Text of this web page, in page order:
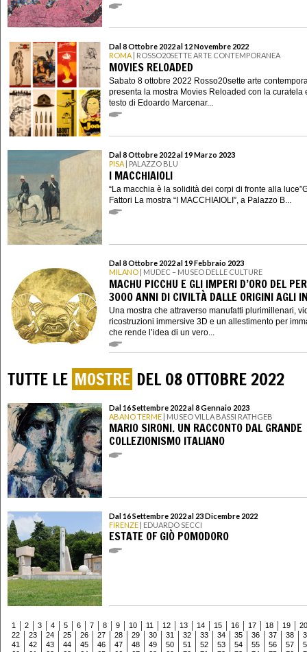
Dal 8 Ottobre 2022 al 12 Novembre 2022
ROMA | ROSSO20SETTE ARTE CONTEMPORANEA
MOVIES RELOADED
Sabato 8 ottobre 2022 Rosso20sette arte
presenta la mostra Movies Reloaded con la curatela
testo di Edoardo Marcenar...
Dal 8 Ottobre 2022 al 19 Marzo 2023
PISA | PALAZZO BLU
I MACCHIAIOLI
“La macchia è la solidità dei corpi di fronte alla
Fattori La mostra “I MACCHIAIOLI”, a Palazzo B...
Dal 8 Ottobre 2022 al 19 Febbraio 2023
MILANO | MUDEC – MUSEO DELLE CULTURE
MACHU PICCHU E GLI IMPERI D’ORO DEL
3000 ANNI DI CIVILTÀ DALLE ORIGINI AGLI
Una mostra che attraverso manufatti plurimillenari,
ricostruzioni immersive 3D e un allestimento per
che rende l’idea di un vero...
TUTTE LE MOSTRE DEL 08 OTTOBRE 2022
Dal 16 Settembre 2022 al 8 Gennaio 2023
ABANO TERME | MUSEO VILLA BASSI RATHGEB
MARIO SIRONI. UN RACCONTO DAL GRANDE
COLLEZIONISMO ITALIANO
Dal 16 Settembre 2022 al 23 Dicembre 2022
FIRENZE | EDUARDO SECCI
ESTATE OF GIÒ POMODORO
1 2 3 4 5 6 7 8 9 10 11 12 13 14 15 16 17 18 19
20
22
23 24 25 26 27 28 29 30 31 32 33 34 35 36 37 38
41
42 43 44 45 46 47 48 49 50 51 52 53 54 55 56 57